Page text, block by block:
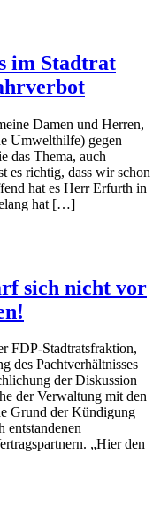
im Stadtrat
Damen und Herren,
Umwelthilfe) gegen
das Thema, auch
es richtig, dass wir schon
hat es Herr Erfurth in
hat […]
sich nicht vor
FDP-Stadtratsfraktion,
des Pachtverhältnisses
der Diskussion
der Verwaltung mit den
Grund der Kündigung
entstandenen
„Hier den